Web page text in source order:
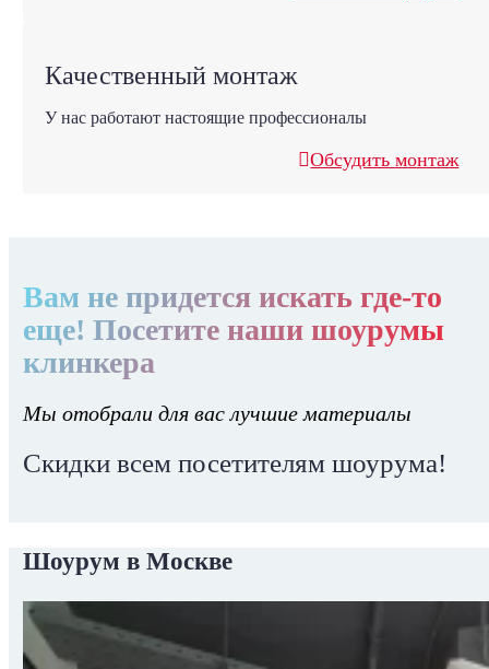
Качественный монтаж
У нас работают настоящие профессионалы
Обсудить монтаж
Вам не придется искать где-то
еще! Посетите наши шоурумы
клинкера
Мы отобрали для вас лучшие материалы
Скидки всем посетителям шоурума!
Шоурум в Москве